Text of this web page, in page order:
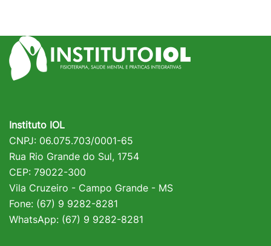
Instituto IOL
CNPJ: 06.075.703/0001-65
Rua Rio Grande do Sul, 1754
CEP: 79022-300
Vila Cruzeiro - Campo Grande - MS
Fone: (67) 9 9282-8281
WhatsApp: (67) 9 9282-8281